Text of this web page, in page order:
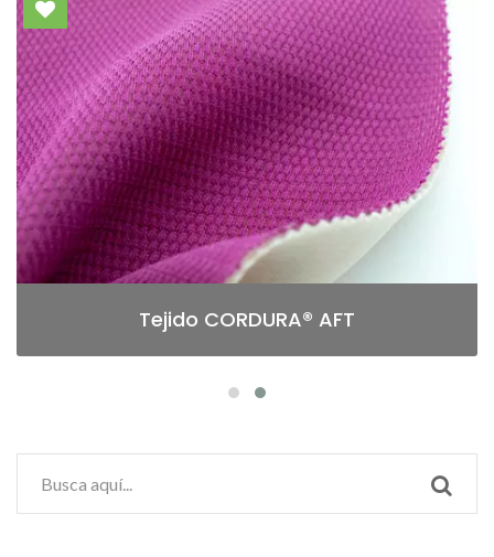
Tejido CORDURA® AFT